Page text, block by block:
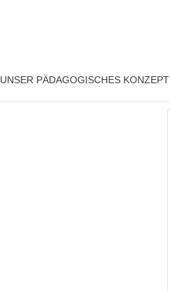
UNSER PÄDAGOGISCHES KONZEPT